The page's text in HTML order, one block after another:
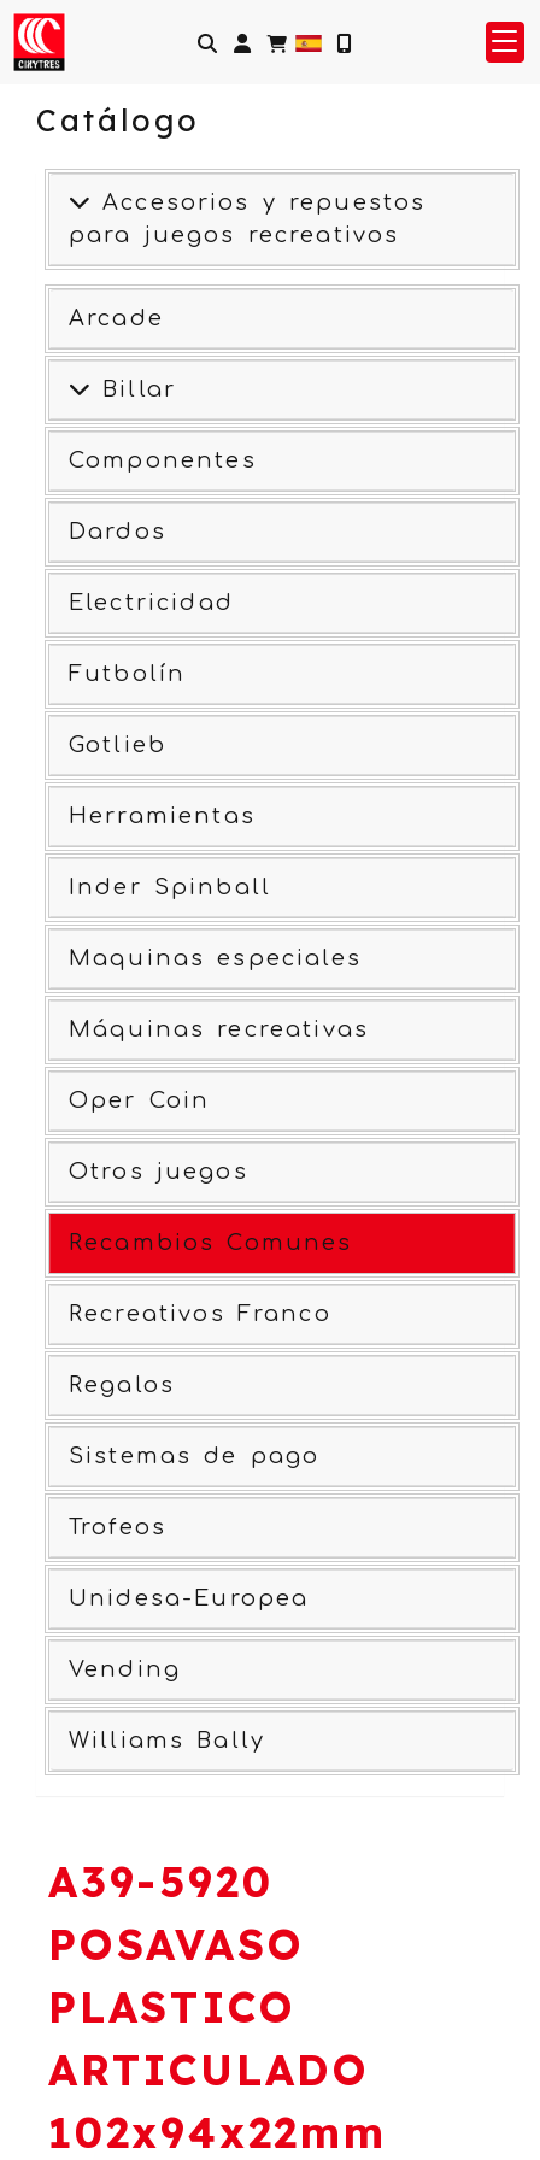
Identifícate
Catálogo
Accesorios y repuestos
para juegos recreativos
Arcade
Billar
Componentes
Dardos
Electricidad
Futbolín
Gotlieb
Herramientas
Inder Spinball
Maquinas especiales
Máquinas recreativas
Oper Coin
Otros juegos
Recambios Comunes
Recreativos Franco
Regalos
Sistemas de pago
Trofeos
Unidesa-Europea
Vending
Williams Bally
A39-5920
POSAVASO
PLASTICO
ARTICULADO
102x94x22mm